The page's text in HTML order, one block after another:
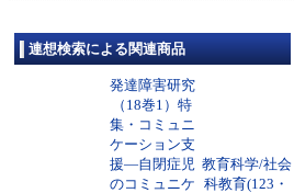
連想検索による関連商品
発達障害研究
（18巻1）特
集・コミュニ
ケーション支
援―自閉症児
のコミュニケ
教育科学/社会
科教育(123・